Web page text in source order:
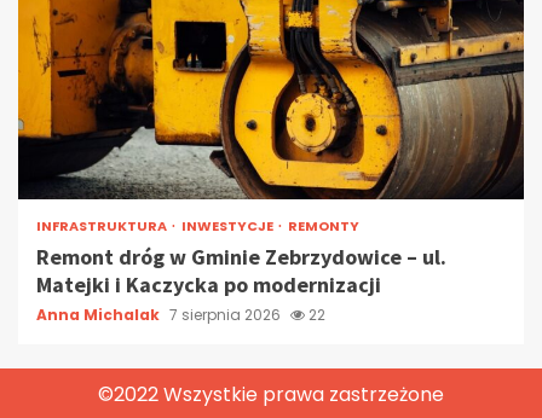
INFRASTRUKTURA INWESTYCJE REMONTY
Remont dróg w Gminie Zebrzydowice – ul.
Matejki i Kaczycka po modernizacji
Anna Michalak 7 sierpnia 2026 22
©2022 Wszystkie prawa zastrzeżone